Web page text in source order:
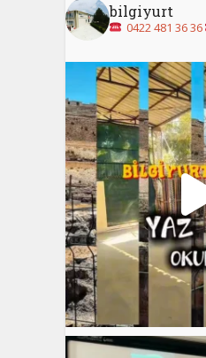
bilgiyurt
0422 481 36 36